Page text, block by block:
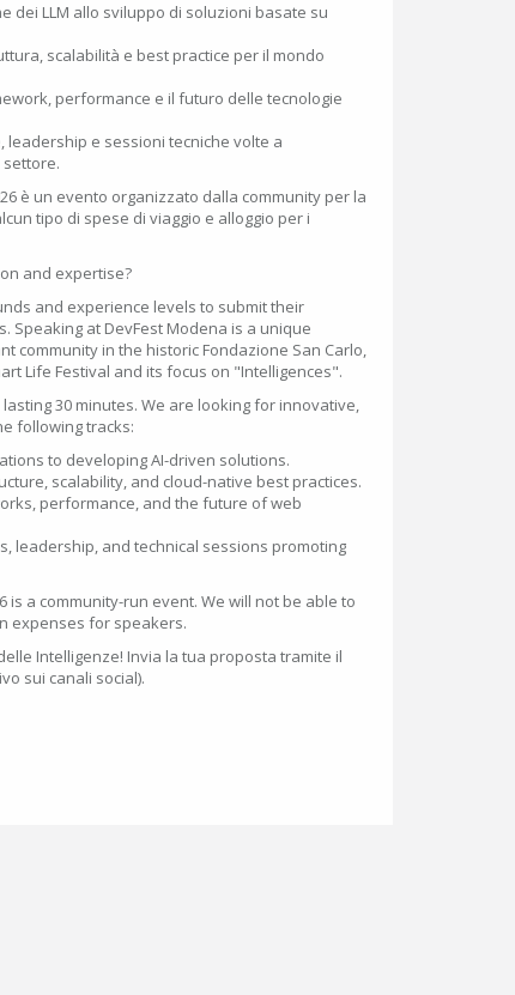
dei LLM allo sviluppo di soluzioni basate su
scalabilità e best practice per il mondo
performance e il futuro delle tecnologie
leadership e sessioni tecniche volte a
è un evento organizzato dalla community per la
tipo di spese di viaggio e alloggio per i
and expertise?
and experience levels to submit their
Speaking at DevFest Modena is a unique
community in the historic Fondazione San Carlo,
Life Festival and its focus on "Intelligences".
30 minutes. We are looking for innovative,
following tracks:
to developing AI-driven solutions.
scalability, and cloud-native best practices.
performance, and the future of web
leadership, and technical sessions promoting
is a community-run event. We will not be able to
expenses for speakers.
Intelligenze! Invia la tua proposta tramite il
sui canali social).